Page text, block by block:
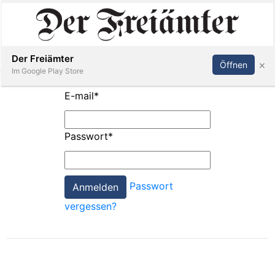
Paper
Inserieren Abonnieren Anmelden
E-mail*
Passwort*
Passwort
vergessen?
Der Freiämter
Im Google Play Store
Öffnen ×